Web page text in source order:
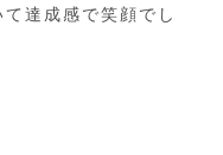
達成感で笑顔でし